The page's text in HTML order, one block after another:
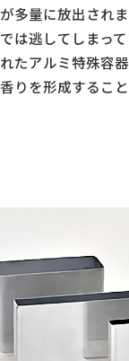
多量に放出されま
は逃してしまっ
たアルミ特殊容
りを形成すること